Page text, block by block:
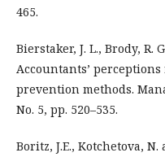
465.
Bierstaker, J. L., Brody, R.
Accountants’
prevention methods.
No. 5, pp. 520–535.
Boritz, J.E., Kotchetova,